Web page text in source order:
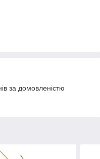
за домовленістю